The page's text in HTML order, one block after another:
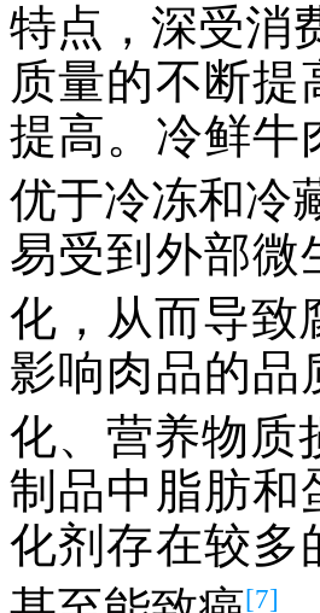
特点，深受消
质量的不断
提高。冷鲜牛
优于冷冻和冷
易受到外部微
化，从而导致
影响肉品的品
化、营养物质
制品中脂肪和
化剂存在较多
[7]